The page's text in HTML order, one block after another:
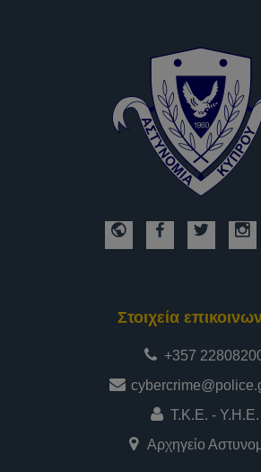
Στοιχεία
+357
Τ.Κ.Ε. - Υ.Η.Ε.
Αρχηγείο